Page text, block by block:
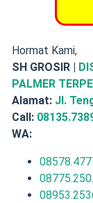
Hormat Kami,
SH GROSIR |
PALMER
Alamat: Jl.
Call:
WA: